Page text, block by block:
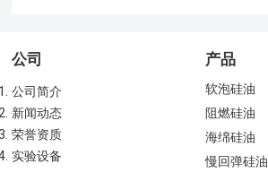
公司
公司简介
新闻动态
荣誉资质
实验设备
产品
软泡硅油
阻燃硅油
海绵硅油
慢回弹硅油